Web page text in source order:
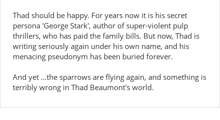
Thad should be happy. For years now it is his secret
persona 'George Stark', author of super-violent pulp
thrillers, who has paid the family bills. But now, Thad is
writing seriously again under his own name, and his
menacing pseudonym has been buried forever.
And yet ...the sparrows are flying again, and something is
terribly wrong in Thad Beaumont's world.